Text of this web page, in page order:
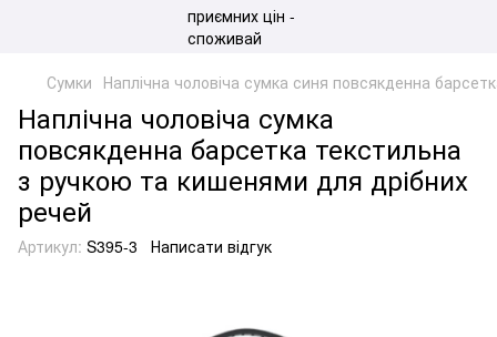
Сумки Наплічна чоловіча сумка синя повсякденна
Наплічна чоловіча сумка
повсякденна барсетка текстильна
з ручкою та кишенями для дрібних
речей
Артикул: S395-3 Написати відгук